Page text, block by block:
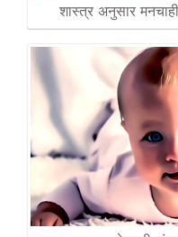
शास्त्र अनुसार